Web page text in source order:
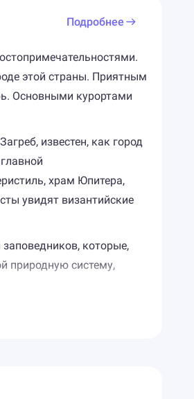
Подробнее
этой страны. Приятным
Основными курортами
известен, как город
храм Юпитера,
увидят византийские
которые,
природную систему,
прогулки. На курортах